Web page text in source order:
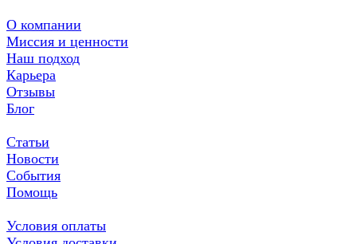
О компании
Миссия и ценности
Наш подход
Карьера
Отзывы
Блог
Статьи
Новости
События
Помощь
Условия оплаты